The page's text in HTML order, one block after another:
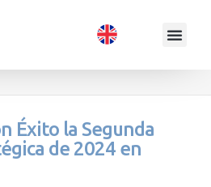
Éxito la Segunda
de 2024 en